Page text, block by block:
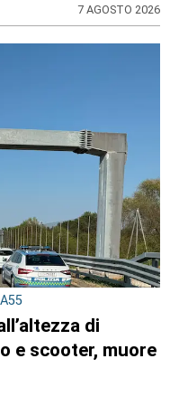
7 AGOSTO 2026
di
e scooter, muore